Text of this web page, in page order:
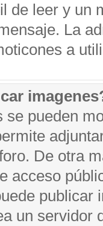
de leer y un
La
a
se pueden
De otra
acceso
publicar
un servidor